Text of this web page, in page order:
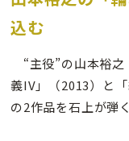
込む
“主役”の山本裕之
義IV」（2013）と
の2作品を石上が弾